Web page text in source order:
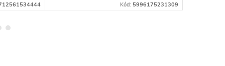
Kód: 5996175231309